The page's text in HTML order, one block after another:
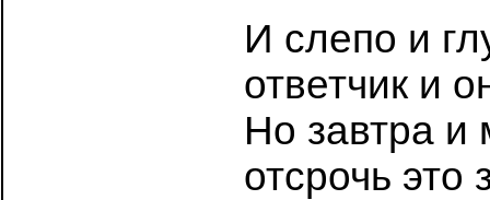
И слепо и
ответчик и
Но завтра
отсрочь это